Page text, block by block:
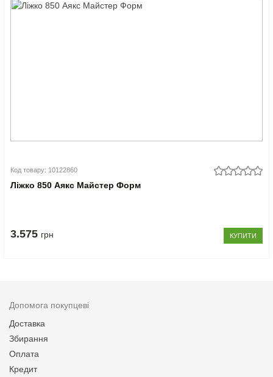
Код товару: 10122860
Ліжко 850 Аякс Майстер Форм
3.575 грн КУПИТИ
Допомога покупцеві
Доставка
Збирання
Оплата
Кредит